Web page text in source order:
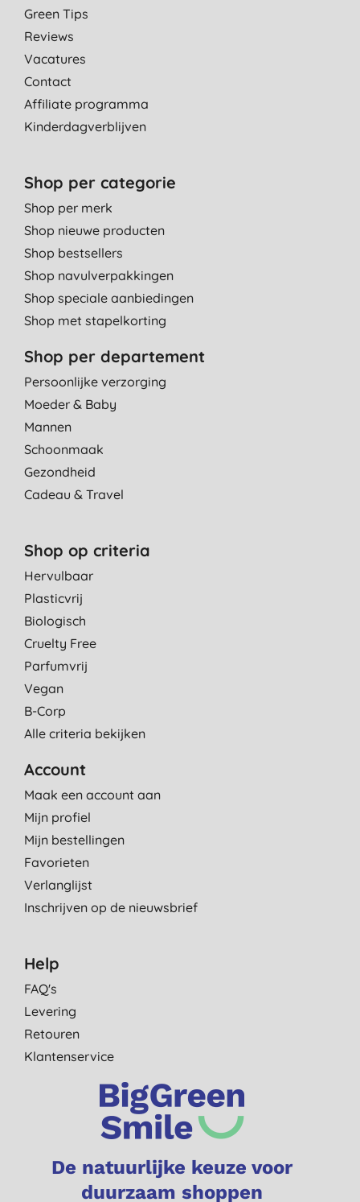
Green Tips
Reviews
Vacatures
Contact
Affiliate programma
Kinderdagverblijven
Shop per categorie
Shop per merk
Shop nieuwe producten
Shop bestsellers
Shop navulverpakkingen
Shop speciale aanbiedingen
Shop met stapelkorting
Shop per departement
Persoonlijke verzorging
Moeder & Baby
Mannen
Schoonmaak
Gezondheid
Cadeau & Travel
Shop op criteria
Hervulbaar
Plasticvrij
Biologisch
Cruelty Free
Parfumvrij
Vegan
B-Corp
Alle criteria bekijken
Account
Maak een account aan
Mijn profiel
Mijn bestellingen
Favorieten
Verlanglijst
Inschrijven op de nieuwsbrief
Help
FAQ's
Levering
Retouren
Klantenservice
De natuurlijke keuze voor
duurzaam shoppen